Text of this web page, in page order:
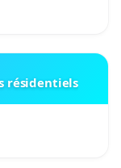
résidentiels